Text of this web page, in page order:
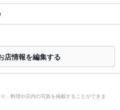
店情報を編集する
、料理や店内の写真を掲載することができま